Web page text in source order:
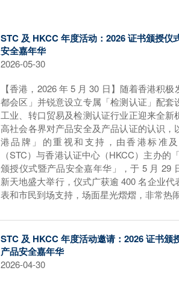
STC 及 HKCC 年度活动：2026 证书颁授仪
安全嘉年华
2026-05-30
【香港，2026 年 5 月 30 日】随着香港积极
都会区」并锐意设立专属「检测认证」配套
工业、转口贸易及检测认证行业正迎来全新
高社会各界对产品安全及产品认证的认识，
港品牌」的重视和支持，由香港标准
（STC）与香港认证中心（HKCC）主办的
颁授仪式暨产品安全嘉年华」，于 5 月 29
新天地盛大举行，仪式广获逾 400 名企业代
表和市民到场支持，场面星光熠熠，非常热闹
STC 及 HKCC 年度活动邀请：2026 证书颁
产品安全嘉年华
2026-04-30